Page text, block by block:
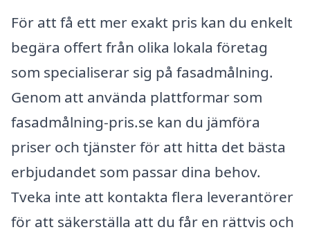
För att få ett mer exakt pris kan du enkelt
begära offert från olika lokala företag
som specialiserar sig på fasadmålning.
Genom att använda plattformar som
fasadmålning-pris.se kan du jämföra
priser och tjänster för att hitta det bästa
erbjudandet som passar dina behov.
Tveka inte att kontakta flera leverantörer
för att säkerställa att du får en rättvis och